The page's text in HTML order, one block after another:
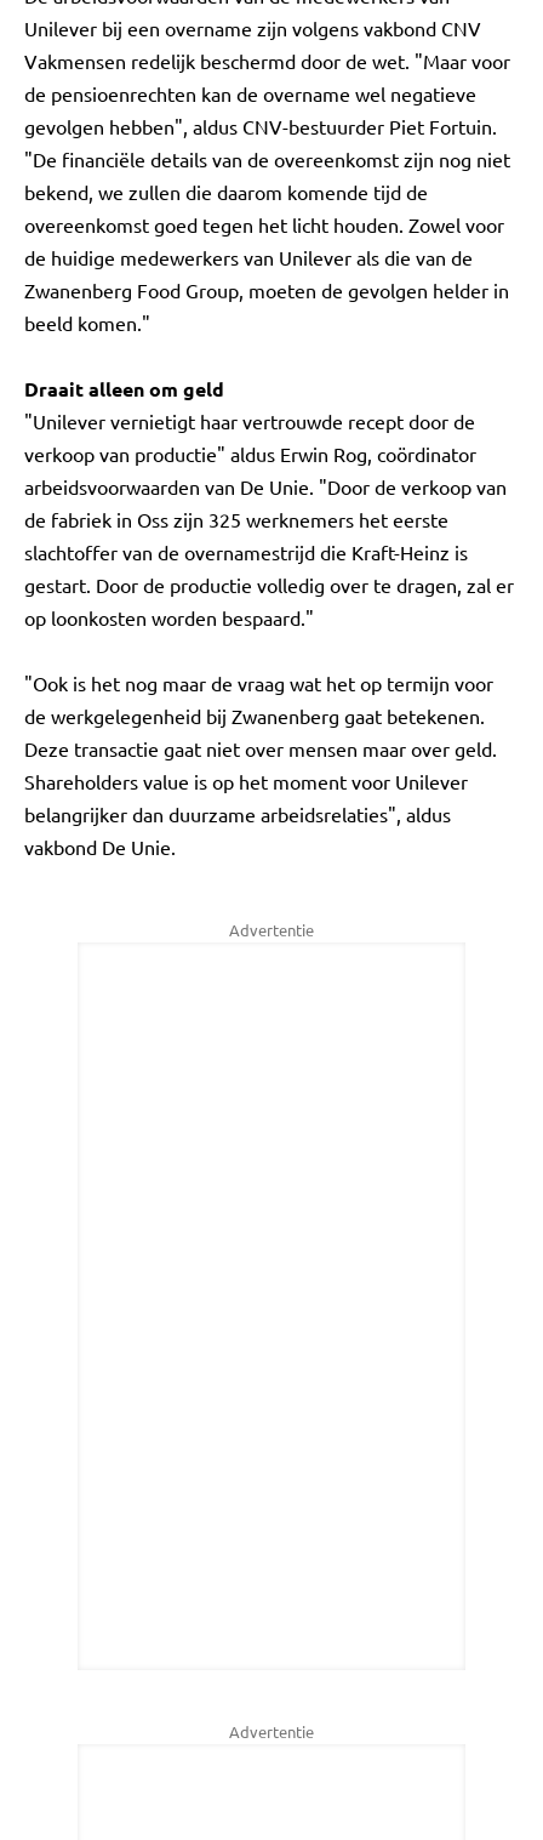
Unilever bij een overname zijn volgens vakbond CNV
Vakmensen redelijk beschermd door de wet. "Maar voor
de pensioenrechten kan de overname wel negatieve
gevolgen hebben", aldus CNV-bestuurder Piet Fortuin.
"De financiële details van de overeenkomst zijn nog niet
bekend, we zullen die daarom komende tijd de
overeenkomst goed tegen het licht houden. Zowel voor
de huidige medewerkers van Unilever als die van de
Zwanenberg Food Group, moeten de gevolgen helder in
beeld komen."
Draait alleen om geld
"Unilever vernietigt haar vertrouwde recept door de
verkoop van productie" aldus Erwin Rog, coördinator
arbeidsvoorwaarden van De Unie. "Door de verkoop van
de fabriek in Oss zijn 325 werknemers het eerste
slachtoffer van de overnamestrijd die Kraft-Heinz is
gestart. Door de productie volledig over te dragen, zal er
op loonkosten worden bespaard."
"Ook is het nog maar de vraag wat het op termijn voor
de werkgelegenheid bij Zwanenberg gaat betekenen.
Deze transactie gaat niet over mensen maar over geld.
Shareholders value is op het moment voor Unilever
belangrijker dan duurzame arbeidsrelaties", aldus
vakbond De Unie.
Advertentie
Advertentie